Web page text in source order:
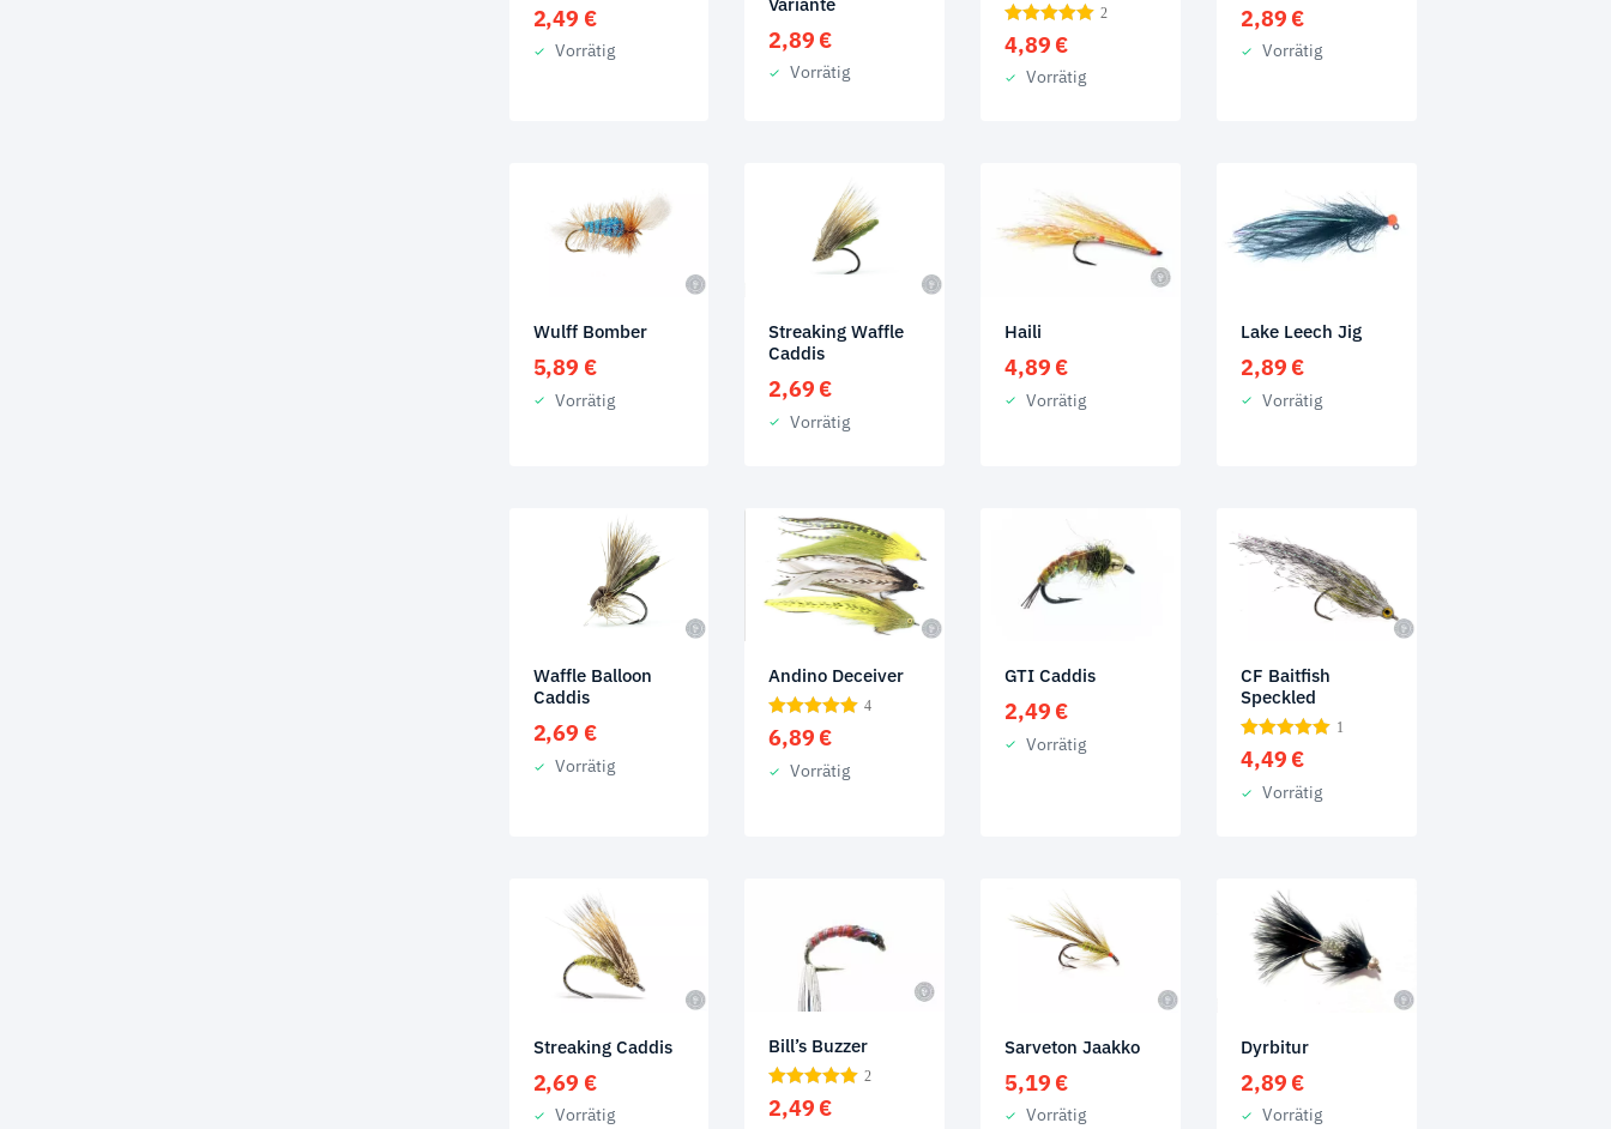
2,49 €
Vorrätig 2,89 €
Vorrätig
2
4,89 €
Vorrätig
2,89 €
Vorrätig
Wulff Bomber
5,89 €
Vorrätig
Streaking Waffle
Caddis
2,69 €
Vorrätig
Haili
4,89 €
Vorrätig
Lake Leech Jig
2,89 €
Vorrätig
Waffle Balloon
Caddis
2,69 €
Vorrätig
Andino Deceiver
4
6,89 €
Vorrätig
GTI Caddis
2,49 €
Vorrätig
CF Baitfish
Speckled
1
4,49 €
Vorrätig
Streaking Caddis
2,69 €
Vorrätig
Bill’s Buzzer
2
2,49 €
Sarveton Jaakko
5,19 €
Vorrätig
Dyrbitur
2,89 €
Vorrätig